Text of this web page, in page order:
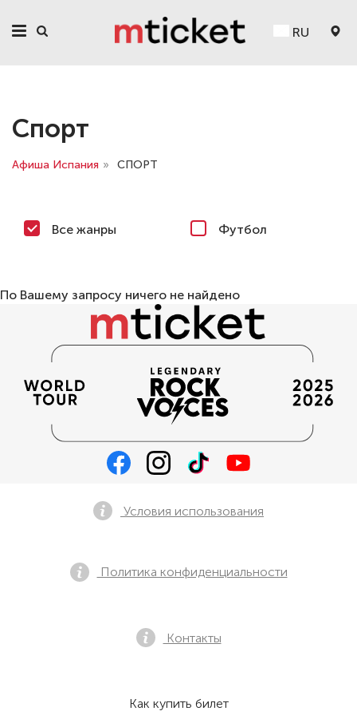
RU
Спорт
Афиша Испания » СПОРТ
Все жанры Футбол
По Вашему запросу ничего не найдено
Условия использования
Политика конфиденциальности
Контакты
Как купить билет